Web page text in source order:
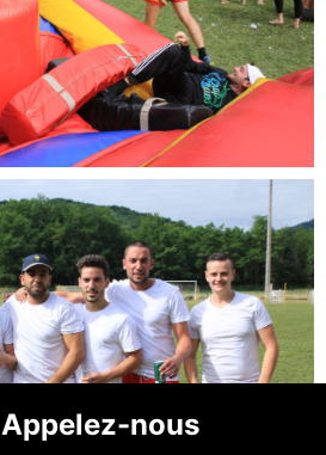
Appelez-nous